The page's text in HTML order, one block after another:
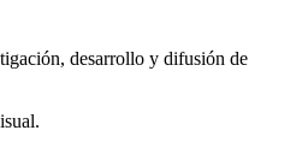
desarrollo y difusión de